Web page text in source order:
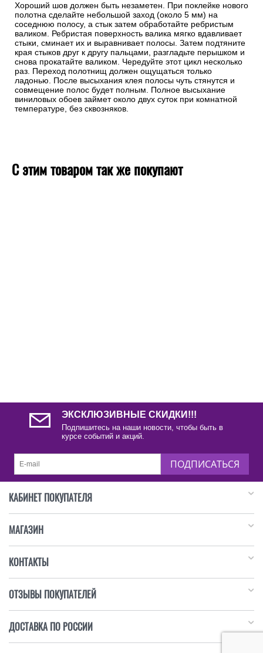
Хороший шов должен быть незаметен. При поклейке нового
полотна сделайте небольшой заход (около 5 мм) на
соседнюю полосу, а стык затем обработайте ребристым
валиком. Ребристая поверхность валика мягко вдавливает
стыки, сминает их и выравнивает полосы. Затем подтяните
края стыков друг к другу пальцами, разгладьте перышком и
снова прокатайте валиком. Чередуйте этот цикл несколько
раз. Переход полотнищ должен ощущаться только
ладонью. После высыхания клея полосы чуть стянутся и
совмещение полос будет полным. Полное высыхание
виниловых обоев займет около двух суток при комнатной
температуре, без сквозняков.
С этим товаром так же покупают
ЭКСКЛЮЗИВНЫЕ СКИДКИ!!!
Подпишитесь на наши новости, чтобы быть в
курсе событий и акций.
ПОДПИСАТЬСЯ
КАБИНЕТ ПОКУПАТЕЛЯ
МАГАЗИН
КОНТАКТЫ
ОТЗЫВЫ ПОКУПАТЕЛЕЙ
ДОСТАВКА ПО РОССИИ